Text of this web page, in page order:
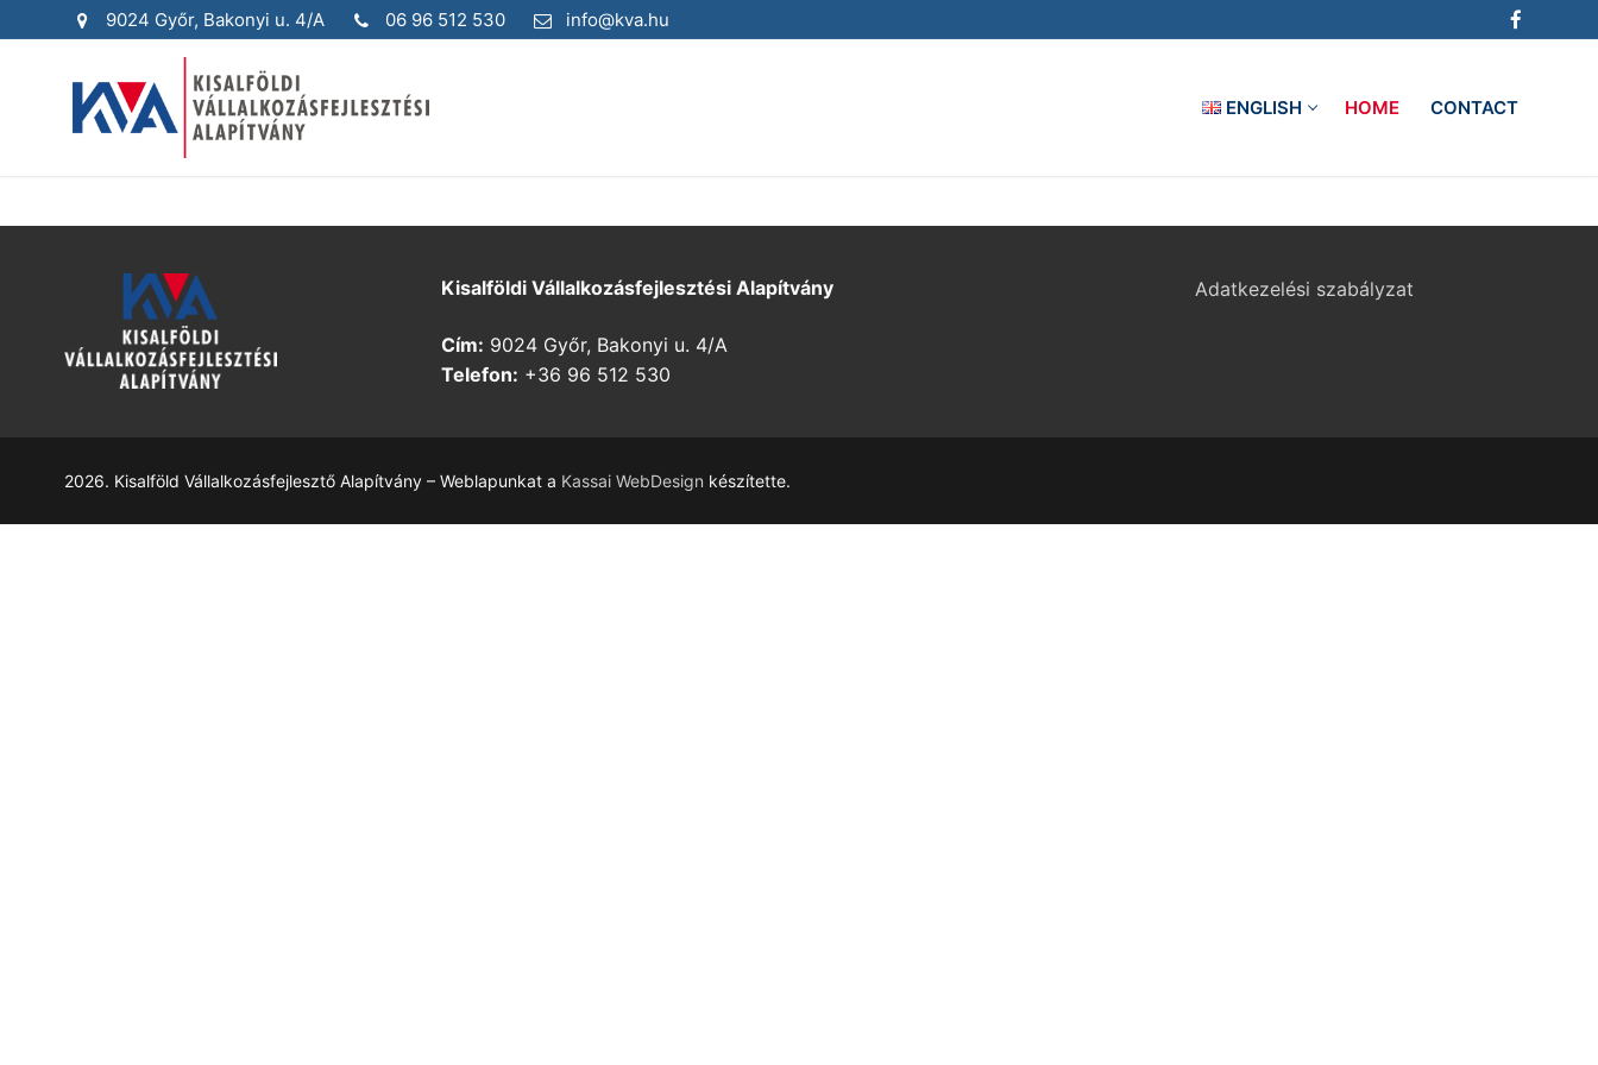
to
9024 Győr, Bakonyi u. 4/A 06 96 512 530 info@kva.hu
ENGLISH HOME CONTACT
Kisalföldi Vállalkozásfejlesztési Alapítvány
Cím: 9024 Győr, Bakonyi u. 4/A
Telefon: +36 96 512 530
Adatkezelési szabályzat
2026. Kisalföld Vállalkozásfejlesztő Alapítvány – Weblapunkat a Kassai WebDesign készítette.